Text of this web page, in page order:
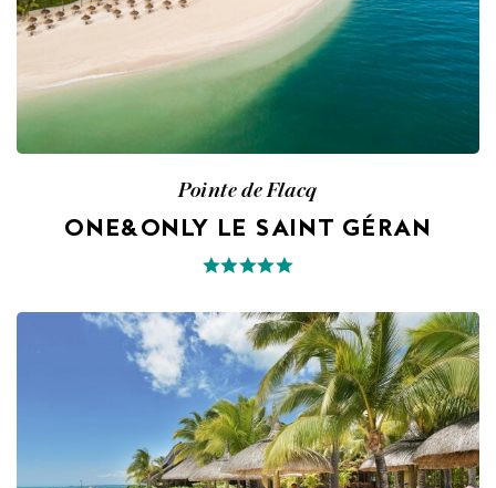
Pointe de Flacq
ONE&ONLY LE SAINT GÉRAN